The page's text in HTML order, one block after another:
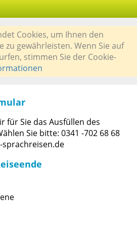
Cookies, um Ihnen den
zu gewährleisten. Wenn Sie auf
stimmen Sie der Cookie-
für Sie das Ausfüllen des
Sie bitte: 0341 -702 68 68
sprachreisen.de